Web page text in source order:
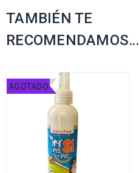
TAMBIÉN TE
RECOMENDAMOS…
AGOTADO